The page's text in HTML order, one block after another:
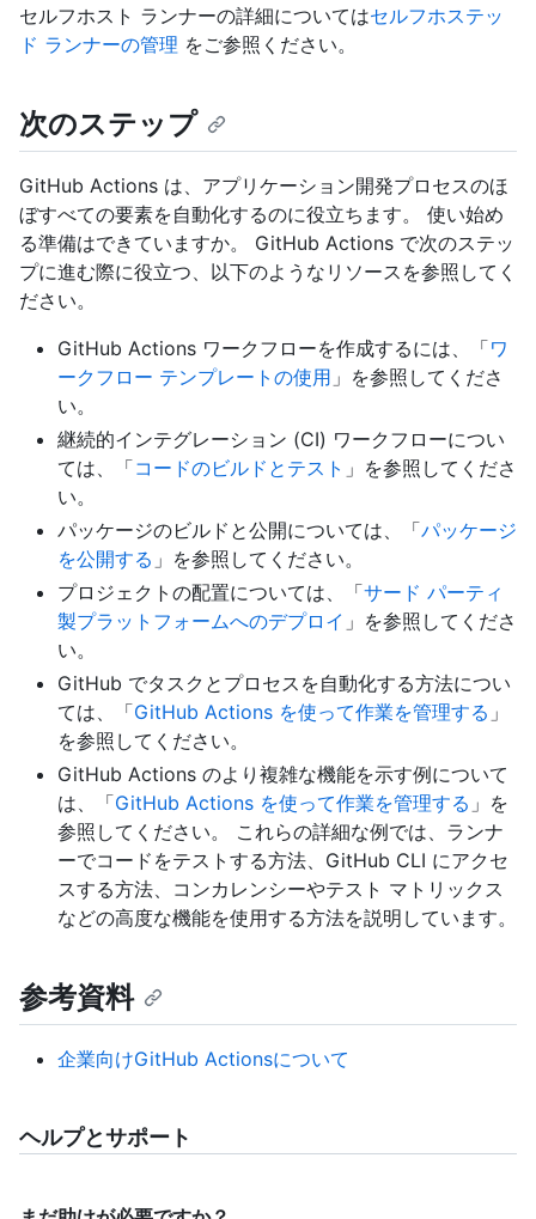
セルフホスト ランナーの詳細についてはセルフホステッ
ド ランナーの管理 をご参照ください。
次のステップ
GitHub Actions は、アプリケーション開発プロセスのほ
ぼすべての要素を自動化するのに役立ちます。 使い始め
る準備はできていますか。 GitHub Actions で次のステッ
プに進む際に役立つ、以下のようなリソースを参照してく
ださい。
GitHub Actions ワークフローを作成するには、「ワ
ークフロー テンプレートの使用 」を参照してくださ
い。
継続的インテグレーション (CI) ワークフローについ
ては、「コードのビルドとテスト 」を参照してくださ
い。
パッケージのビルドと公開については、「パッケージ
を公開する 」を参照してください。
プロジェクトの配置については、「サード パーティ
製プラットフォームへのデプロイ 」を参照してくださ
い。
GitHub でタスクとプロセスを自動化する方法につい
ては、「GitHub Actions を使って作業を管理する 」
を参照してください。
GitHub Actions のより複雑な機能を示す例について
は、「GitHub Actions を使って作業を管理する 」を
参照してください。 これらの詳細な例では、ランナ
ーでコードをテストする方法、GitHub CLI にアクセ
スする方法、コンカレンシーやテスト マトリックス
などの高度な機能を使用する方法を説明しています。
参考資料
企業向けGitHub Actionsについて
ヘルプとサポート